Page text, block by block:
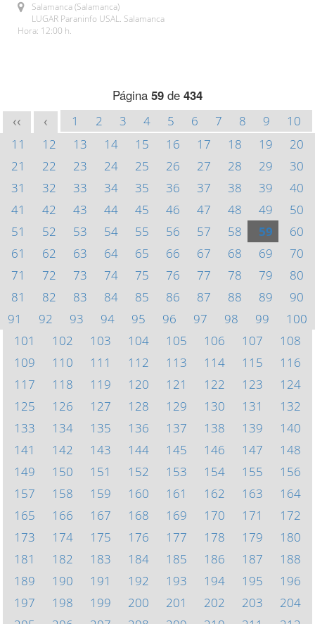
Salamanca (Salamanca)
LUGAR Paraninfo USAL. Salamanca
Hora: 12:00 h.
Página 59 de 434
<< < 1 2 3 4 5 6 7 8 9
10
11
12 13 14 15 16 17 18 19
20
21
22 23 24 25 26 27 28 29
30
31
32 33 34 35 36 37 38 39
40
41
42 43 44 45 46 47 48 49
50
51
52 53 54 55 56 57 58 59
60
61
62 63 64 65 66 67 68 69
70
71
72 73 74 75 76 77 78 79
80
81
82 83 84 85 86 87 88 89
90
91
92 93 94 95 96 97 98 99
100
101
102 103 104 105 106 107
108
109
110 111 112 113 114 115
116
117
118 119 120 121 122 123
124
125
126 127 128 129 130 131
132
133
134 135 136 137 138 139
140
141
142 143 144 145 146 147
148
149
150 151 152 153 154 155
156
157
158 159 160 161 162 163
164
165
166 167 168 169 170 171
172
173
174 175 176 177 178 179
180
181
182 183 184 185 186 187
188
189
190 191 192 193 194 195
196
197
198 199 200 201 202 203
204